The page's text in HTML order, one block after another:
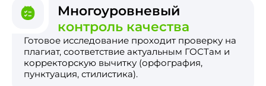
Многоуровневый
контроль качества
Готовое исследование проходит проверку на
плагиат, соответствие актуальным ГОСТам и
корректорскую вычитку (орфография,
пунктуация, стилистика).